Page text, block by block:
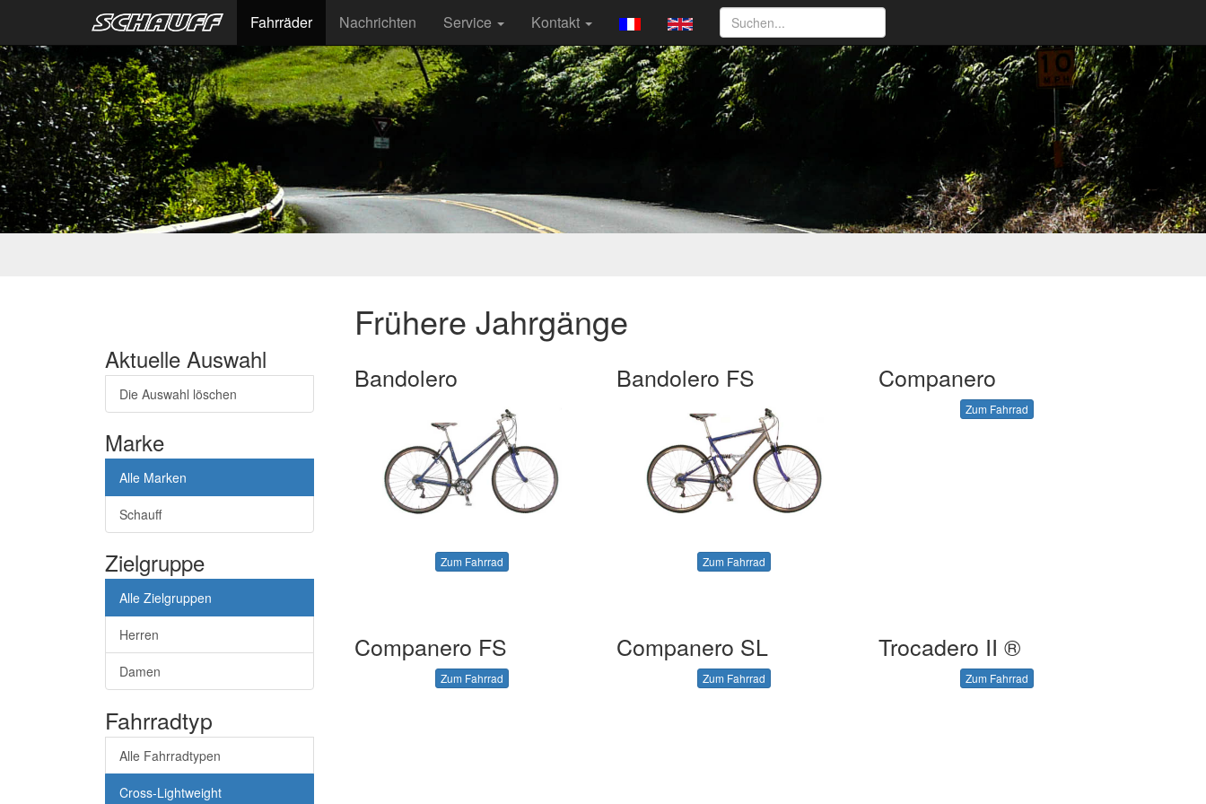
Fahrräder Nachrichten Service Kontakt
Frühere Jahrgänge
Aktuelle Auswahl
Die Auswahl löschen
Marke
Alle Marken
Schauff
Zielgruppe
Alle Zielgruppen
Herren
Damen
Fahrradtyp
Alle Fahrradtypen
Cross-Lightweight
Bandolero
Zum Fahrrad
Bandolero FS
Zum Fahrrad
Companero
Zum Fahrrad
Companero FS
Zum Fahrrad
Companero SL
Zum Fahrrad
Trocadero II ®
Zum Fahrrad